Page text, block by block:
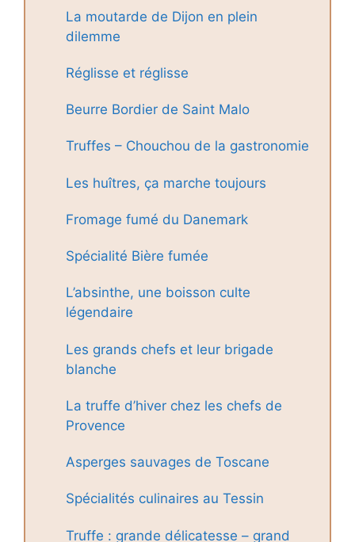
La moutarde de Dijon en plein
dilemme
Réglisse et réglisse
Beurre Bordier de Saint Malo
Truffes – Chouchou de la gastronomie
Les huîtres, ça marche toujours
Fromage fumé du Danemark
Spécialité Bière fumée
L’absinthe, une boisson culte
légendaire
Les grands chefs et leur brigade
blanche
La truffe d’hiver chez les chefs de
Provence
Asperges sauvages de Toscane
Spécialités culinaires au Tessin
Truffe : grande délicatesse – grand